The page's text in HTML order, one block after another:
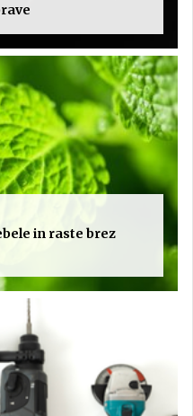
in raste brez